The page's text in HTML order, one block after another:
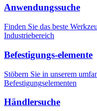
Anwendungssuche
Finden Sie das beste
Industriebereich
Befestigungs-elemente
Stöbern Sie in unserem
Befestigungselementen
Händlersuche